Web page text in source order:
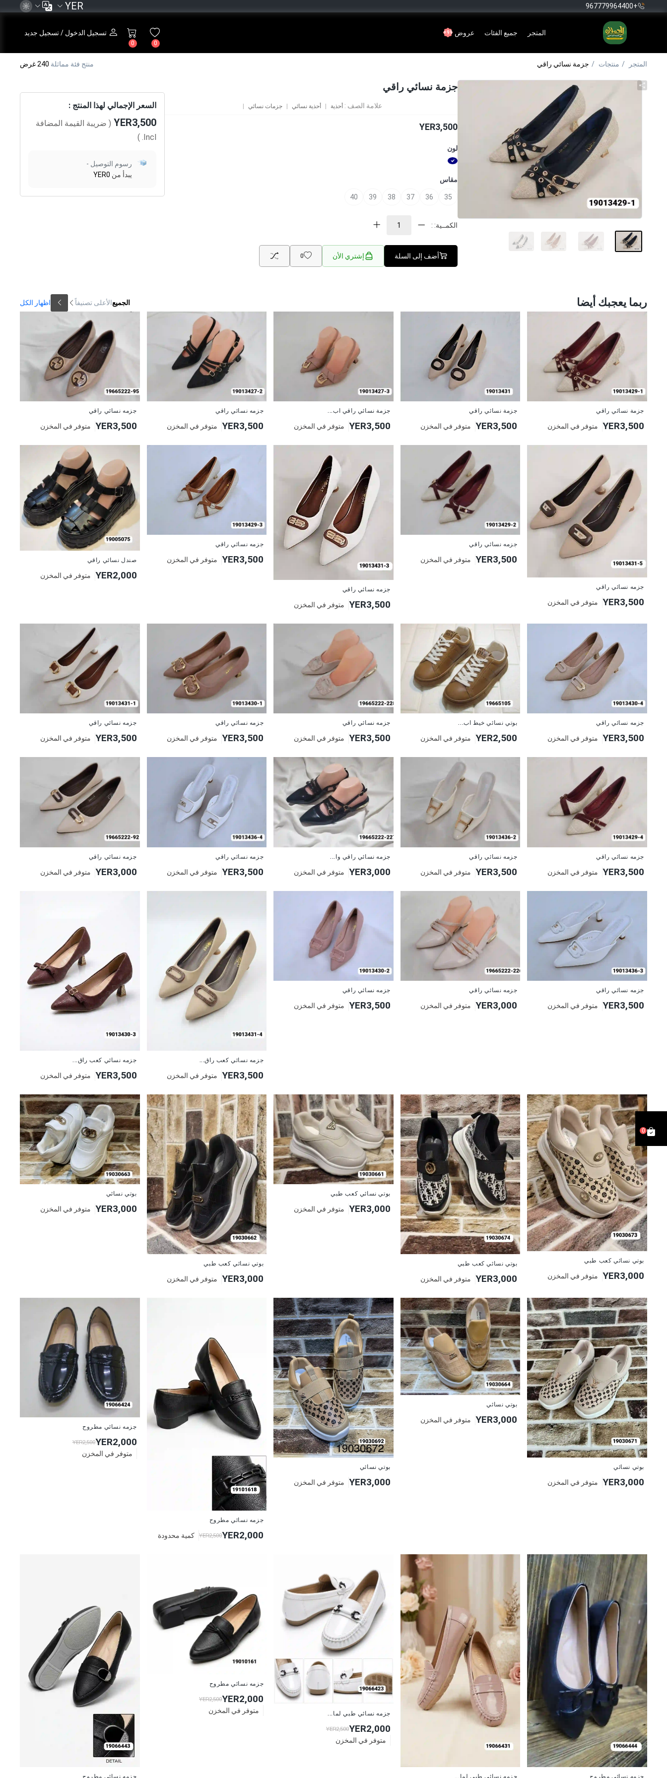
+967779964400
YER
المتجر جميع الفئات عروض 99+
0
0
تسجيل الدخول / تسجيل جديد
0
المتجر منتجات جزمة نسائي راقي منتج فئة مماثلة 240 غرض
جزمة نسائي راقي
علامة الصف : أحذية أحذية نسائي جزمات نسائي
YER3,500
لون
مقاس
35
36
37
38
39
40
الكمــية: :
أضف إلى السلة إشتري الأن 0
السعر الإجمالي لهذا المنتج :
YER3,500 ( ضريبة القيمة المضافة
Incl.
)
رسوم التوصيل -
يبدأ من YER0
ربما يعجبك أيضا الجميعالأعلى تصنيفاً اظهار الكل
جزمة نسائي راقي
YER3,500 متوفر في المخزن
جزمة نسائي راقي
YER3,500 متوفر في المخزن
جزمة نسائي راقي اب...
YER3,500 متوفر في المخزن
جزمه نسائي راقي
YER3,500 متوفر في المخزن
جزمه نسائي راقي
YER3,500 متوفر في المخزن
جزمه نسائي راقي
YER3,500 متوفر في المخزن
جزمه نسائي راقي
YER3,500 متوفر في المخزن
جزمه نسائي راقي
YER3,500 متوفر في المخزن
جزمه نسائي راقي
YER3,500 متوفر في المخزن صندل نسائي راقي
YER2,000 متوفر في المخزن
جزمه نسائي راقي
YER3,500 متوفر في المخزن
بوتي نسائي خيط اب...
YER2,500 متوفر في المخزن
جزمه نسائي راقي
YER3,500 متوفر في المخزن
جزمه نسائي راقي
YER3,500 متوفر في المخزن
جزمه نسائي راقي
YER3,500 متوفر في المخزن
جزمه نسائي راقي
YER3,500 متوفر في المخزن
جزمه نسائي راقي
YER3,500 متوفر في المخزن
جزمه نسائي راقي وا...
YER3,000 متوفر في المخزن
جزمه نسائي راقي
YER3,500 متوفر في المخزن
جزمه نسائي راقي
YER3,000 متوفر في المخزن
جزمه نسائي راقي
YER3,500 متوفر في المخزن
جزمه نسائي راقي
YER3,000 متوفر في المخزن
جزمه نسائي راقي
YER3,500 متوفر في المخزن
جزمه نسائي كعب راق...
YER3,500 متوفر في المخزن
جزمه نسائي كعب راق...
YER3,500 متوفر في المخزن
بوتي نسائي كعب طبي
YER3,000 متوفر في المخزن
بوتي نسائي كعب طبي
YER3,000 متوفر في المخزن
بوتي نسائي كعب طبي
YER3,000 متوفر في المخزن
بوتي نسائي كعب طبي
YER3,000 متوفر في المخزن
بوتي نسائي
YER3,000 متوفر في المخزن
بوتي نسائي
YER3,000 متوفر في المخزن
بوتي نسائي
YER3,000 متوفر في المخزن
بوتي نسائي
YER3,000 متوفر في المخزن
جزمه نسائي مطروح
YER2,000
YER2,500 كمية محدودة
جزمه نسائي مطروح
YER2,000
YER2,500
متوفر في المخزن
جزمه نسائي مطروح جزمه نسائي طبي لما...
جزمه نسائي طبي لما...
YER2,000
YER2,500
متوفر في المخزن
جزمه نسائي مطروح
YER2,000
YER2,500
متوفر في المخزن
جزمه نسائي مطروح